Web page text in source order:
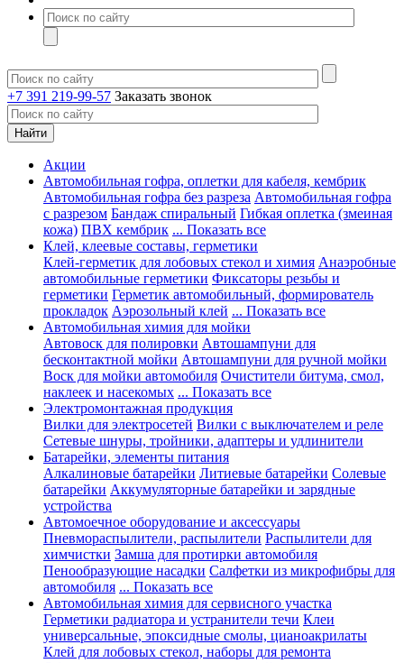
+7 391 219-99-57 Заказать звонок
Акции
Автомобильная гофра, оплетки для кабеля, кембрик
Автомобильная гофра без разреза Автомобильная гофра
с разрезом Бандаж спиральный Гибкая оплетка (змеиная
кожа) ПВХ кембрик ... Показать все
Клей, клеевые составы, герметики
Клей-герметик для лобовых стекол и химия Анаэробные
автомобильные герметики Фиксаторы резьбы и
герметики Герметик автомобильный, формирователь
прокладок Аэрозольный клей ... Показать все
Автомобильная химия для мойки
Автовоск для полировки Автошампуни для
бесконтактной мойки Автошампуни для ручной мойки
Воск для мойки автомобиля Очистители битума, смол,
наклеек и насекомых ... Показать все
Электромонтажная продукция
Вилки для электросетей Вилки с выключателем и реле
Сетевые шнуры, тройники, адаптеры и удлинители
Батарейки, элементы питания
Алкалиновые батарейки Литиевые батарейки Солевые
батарейки Аккумуляторные батарейки и зарядные
устройства
Автомоечное оборудование и аксессуары
Пневмораспылители, распылители Распылители для
химчистки Замша для протирки автомобиля
Пенообразующие насадки Салфетки из микрофибры для
автомобиля ... Показать все
Автомобильная химия для сервисного участка
Герметики радиатора и устранители течи Клеи
универсальные, эпоксидные смолы, цианоакрилаты
Клей для лобовых стекол, наборы для ремонта